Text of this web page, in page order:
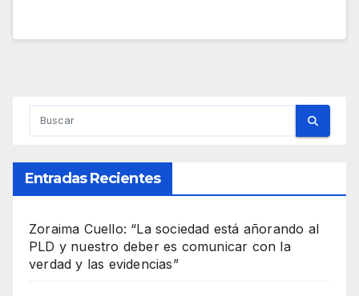
Entradas Recientes
Zoraima Cuello: “La sociedad está añorando al
PLD y nuestro deber es comunicar con la
verdad y las evidencias”